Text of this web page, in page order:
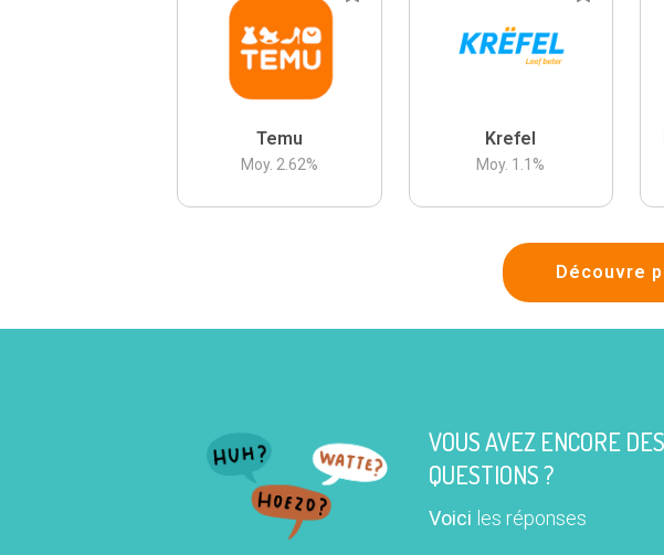
Temu
Moy. 2.62%
Krefel
Moy. 1.1 %
Découvre
VOUS AVEZ ENCORE DES
QUESTIONS ?
Voici les réponses